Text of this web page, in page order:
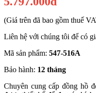
(Giá trên đã bao gồm thuế
Liên hệ với chúng tôi để có
Mã sản phẩm: 547-516A
Bảo hành: 12 tháng
Chuyên cung cấp đồng hồ